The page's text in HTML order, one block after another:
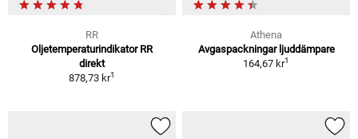
RR
Oljetemperaturindikator RR
direkt
878,73 kr1
Athena
Avgaspackningar ljuddämpare
164,67 kr1